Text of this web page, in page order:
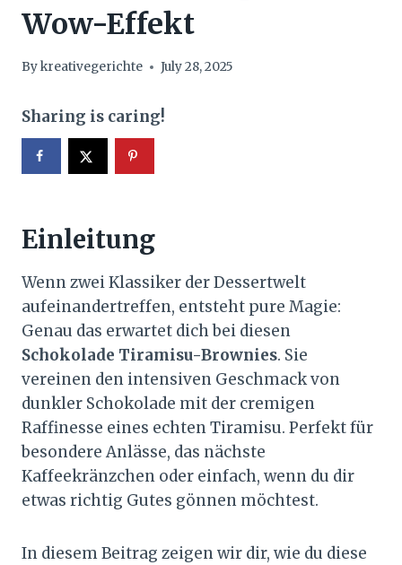
Wow-Effekt
Bykreativegerichte July 28, 2025
Sharing is caring!
Einleitung
Wenn zwei Klassiker der Dessertwelt
aufeinandertreffen, entsteht pure Magie:
Genau das erwartet dich bei diesen
Schokolade Tiramisu-Brownies. Sie
vereinen den intensiven Geschmack von
dunkler Schokolade mit der cremigen
Raffinesse eines echten Tiramisu. Perfekt für
besondere Anlässe, das nächste
Kaffeekränzchen oder einfach, wenn du dir
etwas richtig Gutes gönnen möchtest.
In diesem Beitrag zeigen wir dir, wie du diese